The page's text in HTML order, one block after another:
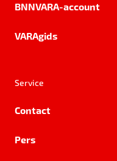
BNNVARA-account
VARAgids
Service
Contact
Pers